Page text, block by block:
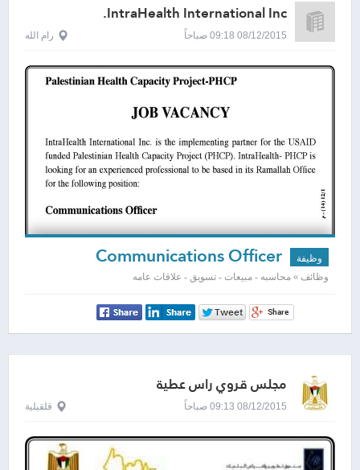
IntraHealth International Inc.
08/12/2015 09:18 صباحاً رام الله
وظيفة
وظائف » محاسبه - مبيعات - تسويق - علاقات عامه
مجلس قروي راس عطية
08/12/2015 09:13 صباحاً قلقيلية